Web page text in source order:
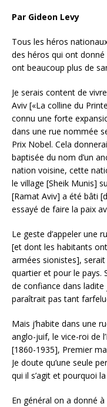
Par Gideon Levy
Tous les héros
des héros qui ont
ont beaucoup plus de
Je serais content de
Aviv [«La colline du
connu une forte
dans une rue nommée
Prix Nobel. Cela
baptisée du nom d’un
nation voisine, cette
le village [Sheik Munis]
[Ramat Aviv] a été bâti
essayé de faire la paix
Le geste d’appeler une
[et dont les habitants
armées sionistes],
quartier et pour le pays.
de confiance dans ladite
paraîtrait pas tant
Mais j’habite dans une
anglo-juif, le vice-roi de
[1860-1935], Premier
Je doute qu’une seule
qui il s’agit et pourquoi
En général on a donné